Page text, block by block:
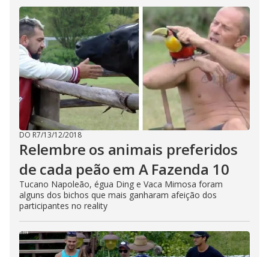
DO R7/13/12/2018
Relembre os animais preferidos
de cada peão em A Fazenda 10
Tucano Napoleão, égua Ding e Vaca Mimosa foram
alguns dos bichos que mais ganharam afeição dos
participantes no reality